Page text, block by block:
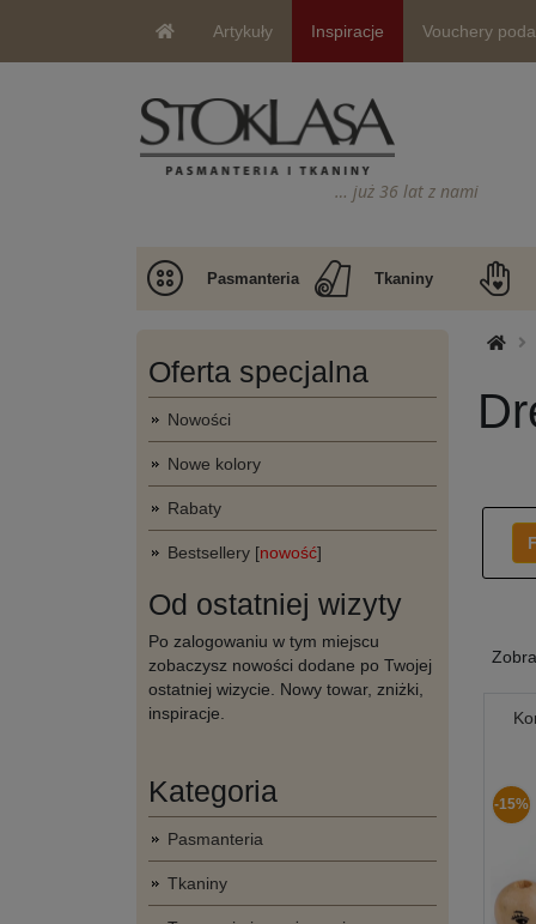
Artykuły Inspiracje Vouchery
… już 36 lat z nami
Pasmanteria Tkaniny
Oferta specjalna
Nowości
Nowe kolory
Rabaty
Bestsellery [nowość]
Od ostatniej wizyty
Po zalogowaniu w tym miejscu
zobaczysz nowości dodane po Twojej
ostatniej wizycie. Nowy towar, zniżki,
inspiracje.
Kategoria
Pasmanteria
Tkaniny
-15%